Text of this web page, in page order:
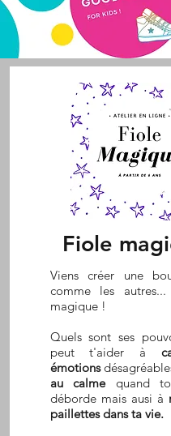
Fiole
Viens créer une
comme les
magique !
Quels sont ses
peut t'aider à
émotions
au calmequand
déborde mais ausi à
paillettes dans ta vie.